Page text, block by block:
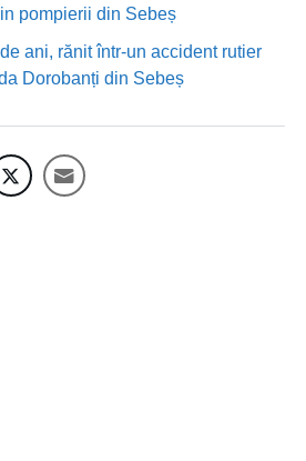
pompierii din Sebeș
ani, rănit într-un accident rutier
Dorobanți din Sebeș